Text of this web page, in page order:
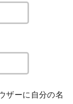
ザーに自分の名